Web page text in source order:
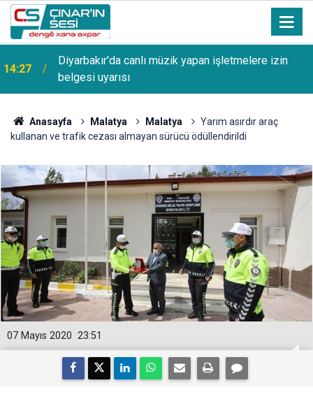
13:53 Şanlıurfa Bozova'da aranan hükümlü yakalandı
Anasayfa Malatya Malatya
Yarım asırdır araç
kullanan ve trafik cezası almayan sürücü ödüllendirildi
23:51
07 Mayıs 2020